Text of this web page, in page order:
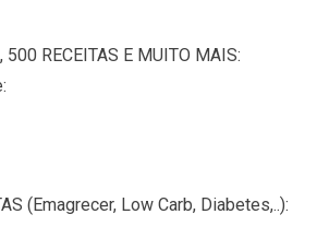
RECEITAS E MUITO MAIS:
(Emagrecer, Low Carb, Diabetes,..):